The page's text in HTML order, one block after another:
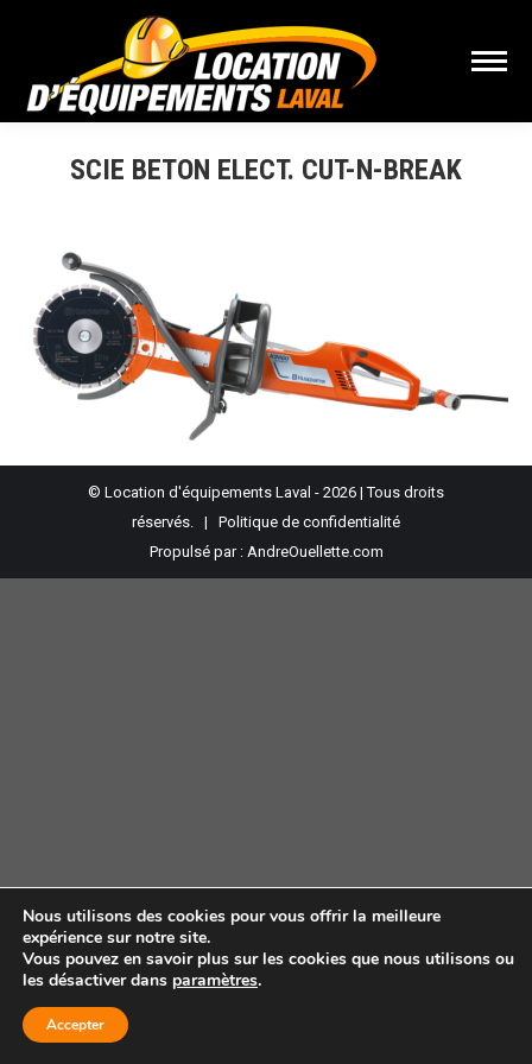
SCIE BETON ELECT. CUT-N-BREAK
© Location d'équipements Laval - 2026 | Tous droits
réservés. | Politique de confidentialité
Propulsé par : AndreOuellette.com
Nous utilisons des cookies pour vous offrir la meilleure
expérience sur notre site.
Vous pouvez en savoir plus sur les cookies que nous utilisons ou
les désactiver dans paramètres.
Accepter